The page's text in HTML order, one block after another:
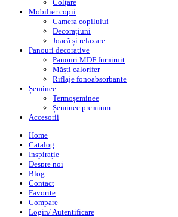
Colțare
Mobilier copii
Camera copilului
Decorațiuni
Joacă și relaxare
Panouri decorative
Panouri MDF furniruit
Măști calorifer
Riflaje fonoabsorbante
Șeminee
Termoșeminee
Șeminee premium
Accesorii
Home
Catalog
Inspirație
Despre noi
Blog
Contact
Favorite
Compare
Login/ Autentificare